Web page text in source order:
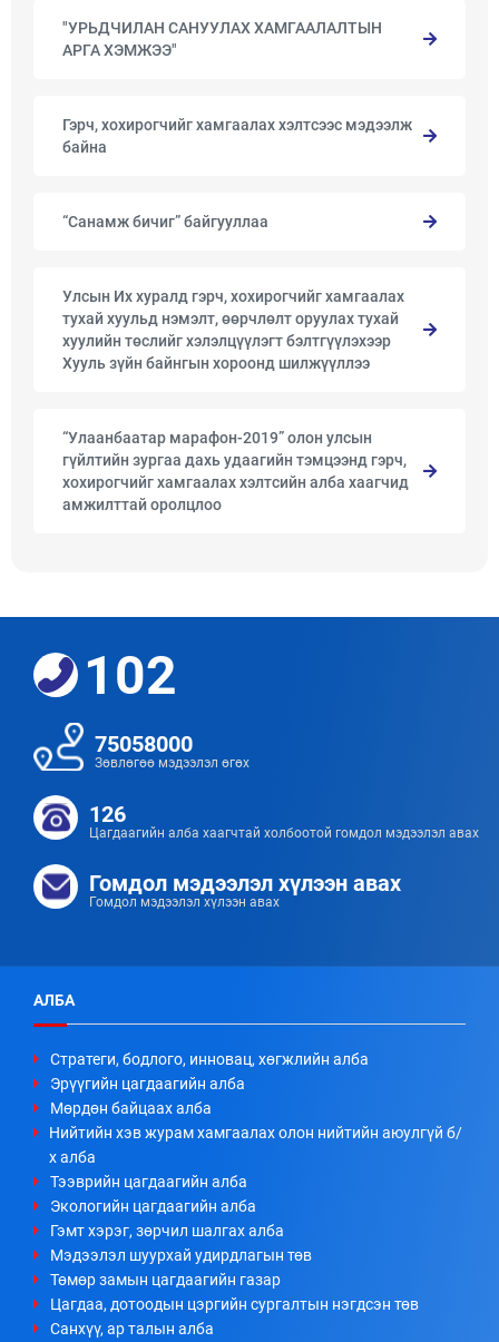
"УРЬДЧИЛАН САНУУЛАХ ХАМГААЛАЛТЫН
АРГА ХЭМЖЭЭ"
Гэрч, хохирогчийг хамгаалах хэлтсээс мэдээлж
байна
“Санамж бичиг” байгууллаа
Улсын Их хуралд гэрч, хохирогчийг хамгаалах
тухай хуульд нэмэлт, өөрчлөлт оруулах тухай
хуулийн төслийг хэлэлцүүлэгт бэлтгүүлэхээр
Хууль зүйн байнгын хороонд шилжүүллээ
“Улаанбаатар марафон-2019” олон улсын
гүйлтийн зургаа дахь удаагийн тэмцээнд гэрч,
хохирогчийг хамгаалах хэлтсийн алба хаагчид
амжилттай оролцлоо
102
75058000
Зөвлөгөө мэдээлэл өгөх
126
Цагдаагийн алба хаагчтай холбоотой гомдол мэдээлэл авах
Гомдол мэдээлэл хүлээн авах
Гомдол мэдээлэл хүлээн авах
АЛБА
Стратеги, бодлого, инновац, хөгжлийн алба
Эрүүгийн цагдаагийн алба
Мөрдөн байцаах алба
Нийтийн хэв журам хамгаалах олон нийтийн аюулгүй б/
х алба
Тээврийн цагдаагийн алба
Экологийн цагдаагийн алба
Гэмт хэрэг, зөрчил шалгах алба
Мэдээлэл шуурхай удирдлагын төв
Төмөр замын цагдаагийн газар
Цагдаа, дотоодын цэргийн сургалтын нэгдсэн төв
Санхүү, ар талын алба